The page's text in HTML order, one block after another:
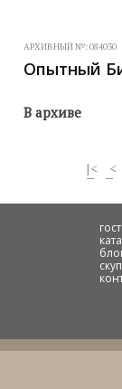
АРХИВНЫЙ №:084030
Опытный
В архиве
|< <